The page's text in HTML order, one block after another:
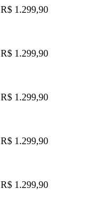
R$ 1.299,90
R$ 1.299,90
R$ 1.299,90
R$ 1.299,90
R$ 1.299,90